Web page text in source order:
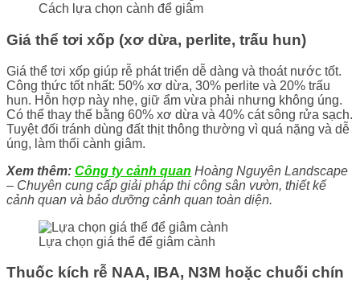
Cách lựa chọn cành để giâm
Giá thể tơi xốp (xơ dừa, perlite, trấu hun)
Giá thể tơi xốp giúp rễ phát triển dễ dàng và thoát nước tốt.
Công thức tốt nhất: 50% xơ dừa, 30% perlite và 20% trấu
hun. Hỗn hợp này nhẹ, giữ ẩm vừa phải nhưng không úng.
Có thể thay thế bằng 60% xơ dừa và 40% cát sông rửa sạch.
Tuyệt đối tránh dùng đất thịt thông thường vì quá nặng và dễ
úng, làm thối cành giâm.
Xem thêm: Công ty cảnh quan Hoàng Nguyên Landscape
– Chuyên cung cấp giải pháp thi công sân vườn, thiết kế
cảnh quan và bảo dưỡng cảnh quan toàn diện.
Lựa chọn giá thể để giâm cành
Thuốc kích rễ NAA, IBA, N3M hoặc chuối chín